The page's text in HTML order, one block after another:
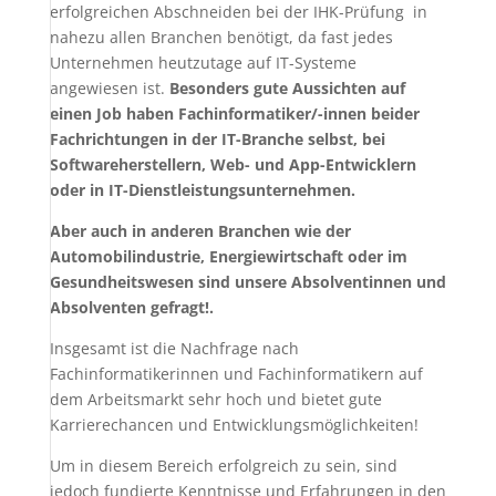
erfolgreichen Abschneiden bei der IHK-Prüfung in
nahezu allen Branchen benötigt, da fast jedes
Unternehmen heutzutage auf IT-Systeme
angewiesen ist. Besonders gute Aussichten auf
einen Job haben Fachinformatiker/-innen beider
Fachrichtungen in der IT-Branche selbst, bei
Softwareherstellern, Web- und App-Entwicklern
oder in IT-Dienstleistungsunternehmen.
Aber auch in anderen Branchen wie der
Automobilindustrie, Energiewirtschaft oder im
Gesundheitswesen sind unsere Absolventinnen und
Absolventen gefragt!.
Insgesamt ist die Nachfrage nach
Fachinformatikerinnen und Fachinformatikern auf
dem Arbeitsmarkt sehr hoch und bietet gute
Karrierechancen und Entwicklungsmöglichkeiten!
Um in diesem Bereich erfolgreich zu sein, sind
jedoch fundierte Kenntnisse und Erfahrungen in den